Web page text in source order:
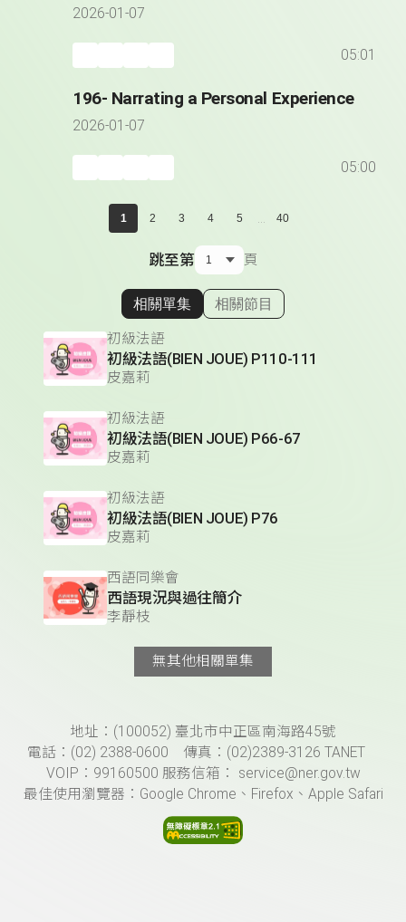
2026-01-07
05:01
196- Narrating a Personal Experience
2026-01-07
05:00
1 2 3 4 5 40
跳至第 頁
顯示相關單集
相關單集 相關節目
初級法語
初級法語(BIEN JOUE) P110-111
皮嘉莉
初級法語
初級法語(BIEN JOUE) P66-67
皮嘉莉
初級法語
初級法語(BIEN JOUE) P76
皮嘉莉
西語同樂會
西語現況與過往簡介
李靜枝
無其他相關單集
頁尾資訊地址：(100052) 臺北市中正區南海路45號
電話：(02) 2388-0600 傳真：(02)2389-3126 TANET
VOIP：99160500 服務信箱： service@ner.gov.tw
最佳使用瀏覽器：Google Chrome、Firefox、Apple Safari